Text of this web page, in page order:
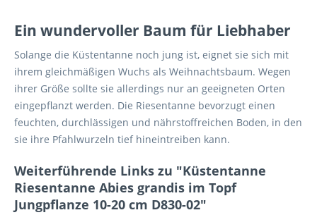
Ein wundervoller Baum für Liebhaber
Solange die Küstentanne noch jung ist, eignet sie sich mit
ihrem gleichmäßigen Wuchs als Weihnachtsbaum. Wegen
ihrer Größe sollte sie allerdings nur an geeigneten Orten
eingepflanzt werden. Die Riesentanne bevorzugt einen
feuchten, durchlässigen und nährstoffreichen Boden, in den
sie ihre Pfahlwurzeln tief hineintreiben kann.
Weiterführende Links zu "Küstentanne
Riesentanne Abies grandis im Topf
Jungpflanze 10-20 cm D830-02"